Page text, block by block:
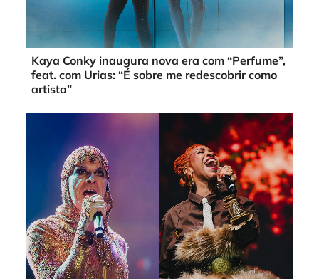
Kaya Conky inaugura nova era com “Perfume”,
feat. com Urias: “É sobre me redescobrir como
artista”